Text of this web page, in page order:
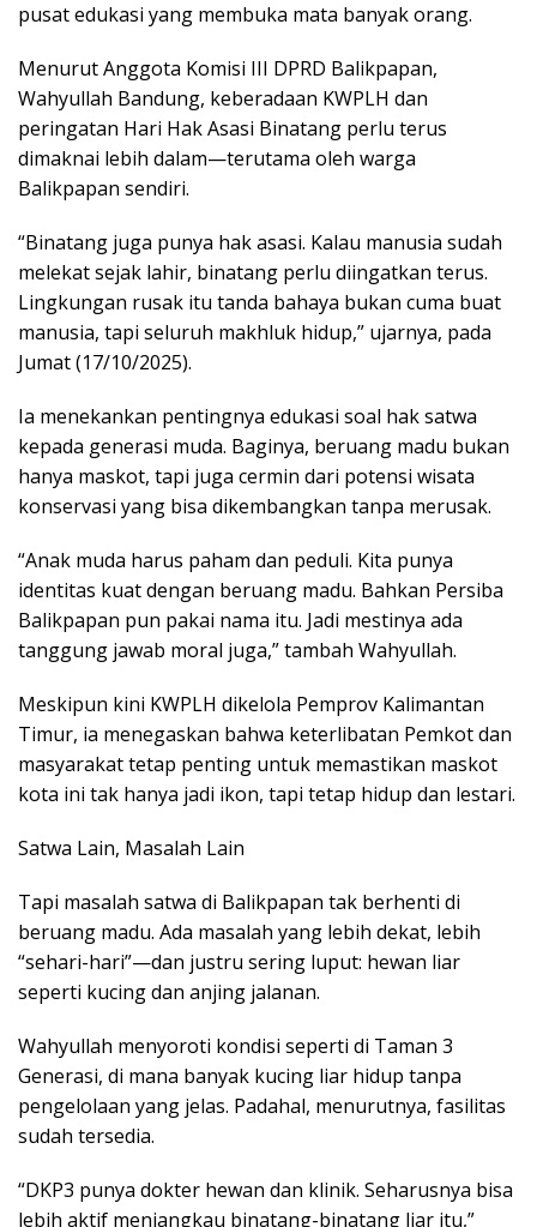
pusat edukasi yang membuka mata banyak orang.
Menurut Anggota Komisi III DPRD Balikpapan,
Wahyullah Bandung, keberadaan KWPLH dan
peringatan Hari Hak Asasi Binatang perlu terus
dimaknai lebih dalam—terutama oleh warga
Balikpapan sendiri.
“Binatang juga punya hak asasi. Kalau manusia sudah
melekat sejak lahir, binatang perlu diingatkan terus.
Lingkungan rusak itu tanda bahaya bukan cuma buat
manusia, tapi seluruh makhluk hidup,” ujarnya, pada
Jumat (17/10/2025).
Ia menekankan pentingnya edukasi soal hak satwa
kepada generasi muda. Baginya, beruang madu bukan
hanya maskot, tapi juga cermin dari potensi wisata
konservasi yang bisa dikembangkan tanpa merusak.
“Anak muda harus paham dan peduli. Kita punya
identitas kuat dengan beruang madu. Bahkan Persiba
Balikpapan pun pakai nama itu. Jadi mestinya ada
tanggung jawab moral juga,” tambah Wahyullah.
Meskipun kini KWPLH dikelola Pemprov Kalimantan
Timur, ia menegaskan bahwa keterlibatan Pemkot dan
masyarakat tetap penting untuk memastikan maskot
kota ini tak hanya jadi ikon, tapi tetap hidup dan lestari.
Satwa Lain, Masalah Lain
Tapi masalah satwa di Balikpapan tak berhenti di
beruang madu. Ada masalah yang lebih dekat, lebih
“sehari-hari”—dan justru sering luput: hewan liar
seperti kucing dan anjing jalanan.
Wahyullah menyoroti kondisi seperti di Taman 3
Generasi, di mana banyak kucing liar hidup tanpa
pengelolaan yang jelas. Padahal, menurutnya, fasilitas
sudah tersedia.
“DKP3 punya dokter hewan dan klinik. Seharusnya bisa
lebih aktif menjangkau binatang-binatang liar itu,”